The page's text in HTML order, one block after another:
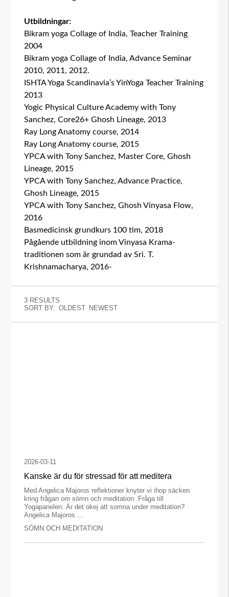
Utbildningar:
Bikram yoga Collage of India, Teacher Training
2004
Bikram yoga Collage of India, Advance Seminar
2010, 2011, 2012.
ISHTA Yoga Scandinavia’s YinYoga Teacher Training
2013
Yogic Physical Culture Academy with Tony
Sanchez, Core26+ Ghosh Lineage, 2013
Ray Long Anatomy course, 2014
Ray Long Anatomy course, 2015
YPCA with Tony Sanchez, Master Core, Ghosh
Lineage, 2015
YPCA with Tony Sanchez, Advance Practice,
Ghosh Lineage, 2015
YPCA with Tony Sanchez, Ghosh Vinyasa Flow,
2016
Basmedicinsk grundkurs 100 tim, 2018
Pågående utbildning inom Vinyasa Krama-
traditionen som är grundad av Sri. T.
Krishnamacharya, 2016-
3 RESULTS
SORT BY: OLDEST NEWEST
2026-03-11
Kanske är du för stressad för att meditera
Med Angelica Majoros reflektioner knyter vi ihop säcken
kring frågan om sömn och meditation. Fråga till
Yogapanelen: Är det okej att somna under meditation?
Angelica Majoros ...
SÖMN OCH MEDITATION